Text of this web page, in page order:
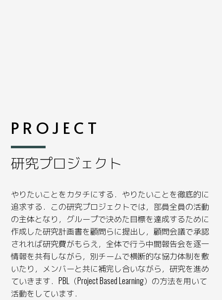
PROJECT
研究プロジェクト
やりたいことをカタチにする．やりたいことを徹底的に
追求する．この研究プロジェクトでは，部員全員の活動
の主体となり，グループで決めた目標を達成するために
作成した研究計画書を顧問らに提出し，顧問会議で承認
されれば研究費がもらえ，全体で行う中間報告会を逐一
情報を共有しながら，別チームで横断的な協力体制を敷
いたり，メンバーと共に補完し合いながら，研究を進め
ていきます．PBL（Project Based Learning）の方法を用いて
活動をしています．